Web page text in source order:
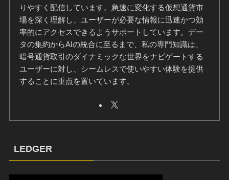
りやすく配信しています。急速に変化する仮想通貨市
場を深く理解し、ユーザーが必要な情報に迅速かつ効
率的にアクセスできるようサポートしています。デー
タの集約からAIの統合に至るまで、私の専門知識は、
暗号通貨取引のダイナミックな世界をナビゲートする
ユーザーに対し、シームレスで使いやすい体験を提供
することに重点を置いています。
LEDGER